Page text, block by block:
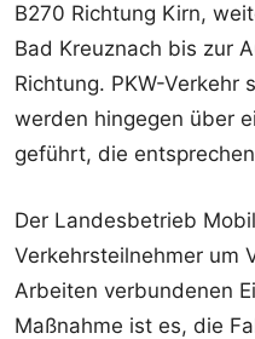
B270 Richtung Kirn,
Bad Kreuznach bis zur
Richtung. PKW-Verkehr
werden hingegen über
geführt, die
Der Landesbetrieb
Verkehrsteilnehmer um
Arbeiten verbundenen
Maßnahme ist es, die